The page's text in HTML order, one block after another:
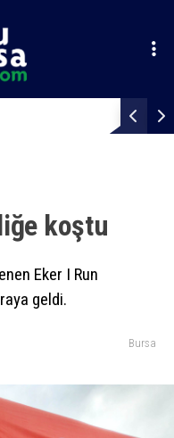
koştu
Eker I Run
geldi.
Bursa